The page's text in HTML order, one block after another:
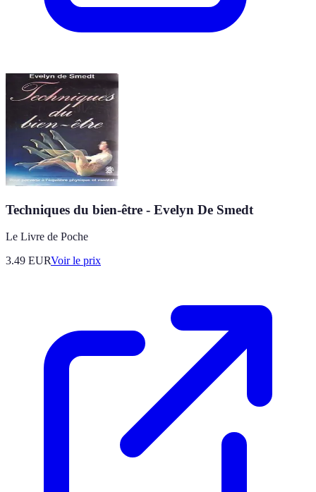
Techniques du bien-être - Evelyn De Smedt
Le Livre de Poche
3.49 EURVoir le prix